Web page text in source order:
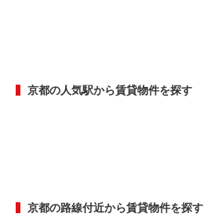
京都の人気駅から賃貸物件を探す
京都の路線付近から賃貸物件を探す